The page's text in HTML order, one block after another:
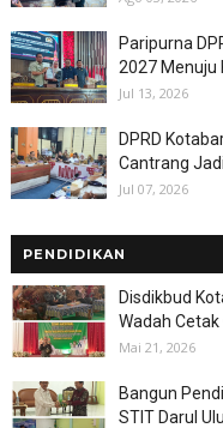
Paripurna
2027 Menuju
Jul 13, 2026
DPRD
Cantrang
Jul 07, 2026
PENDIDIKAN
Disdikbud
Wadah
Mai 21, 2026
Bangun
STIT Darul